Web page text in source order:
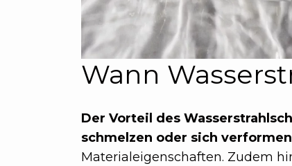
Wann
Der Vorteil des
schmelzen oder sich
Materialeigenschaften. Zudem